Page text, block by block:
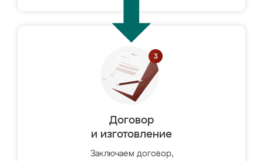
Договор
и изготовление
Заключаем договор,